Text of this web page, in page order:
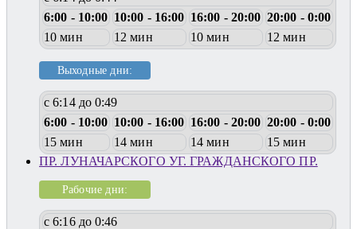
6:00 - 10:00 10:00 - 16:00 16:00 - 20:00 20:00 - 0:00
10 мин
12 мин 10 мин 12 мин
Выходные дни:
с 6:14 до 0:49
6:00 - 10:00 10:00 - 16:00 16:00 - 20:00 20:00 - 0:00
15 мин
14 мин 14 мин
15 мин
ПР. ЛУНАЧАРСКОГО УГ. ГРАЖДАНСКОГО ПР.
Рабочие дни:
с 6:16 до 0:46